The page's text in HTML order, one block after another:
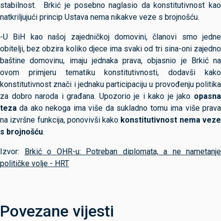
stabilnost. Brkić je posebno naglasio da konstitutivnost kao
natkriljujući princip Ustava nema nikakve veze s brojnošću.
-U BiH kao našoj zajedničkoj domovini, članovi smo jedne
obitelji, bez obzira koliko djece ima svaki od tri sina-oni zajedno
baštine domovinu, imaju jednaka prava, objasnio je Brkić na
ovom primjeru tematiku konstitutivnosti, dodavši kako
konstitutivnost znači i jednaku participaciju u provođenju politika
za dobro naroda i građana. Upozorio je i kako je jako opasna
teza da ako nekoga ima više da sukladno tomu ima više prava
na izvršne funkcija, ponovivši kako konstitutivnost nema veze
s brojnošću.
Izvor: Brkić o OHR-u: Potreban diplomata, a ne nametanje
političke volje - HRT
Povezane vijesti